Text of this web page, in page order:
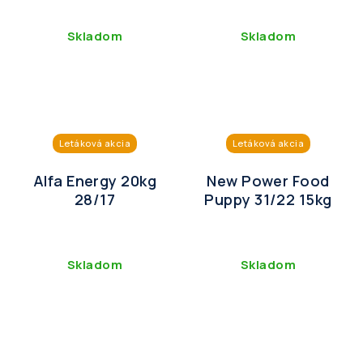
Skladom Skladom
Letáková akcia
Alfa Energy 20kg
28/17
Skladom
Letáková akcia
New Power Food
Puppy 31/22 15kg
Skladom